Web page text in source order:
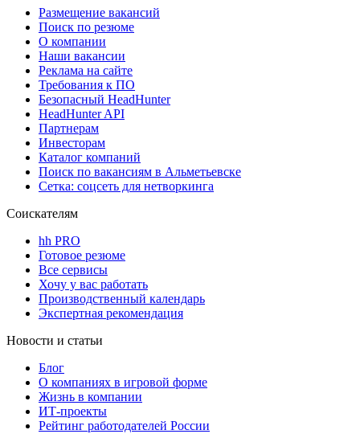
Размещение вакансий
Поиск по резюме
О компании
Наши вакансии
Реклама на сайте
Требования к ПО
Безопасный HeadHunter
HeadHunter API
Партнерам
Инвесторам
Каталог компаний
Поиск по вакансиям в Альметьевске
Сетка: соцсеть для нетворкинга
Соискателям
hh PRO
Готовое резюме
Все сервисы
Хочу у вас работать
Производственный календарь
Экспертная рекомендация
Новости и статьи
Блог
О компаниях в игровой форме
Жизнь в компании
ИТ-проекты
Рейтинг работодателей России